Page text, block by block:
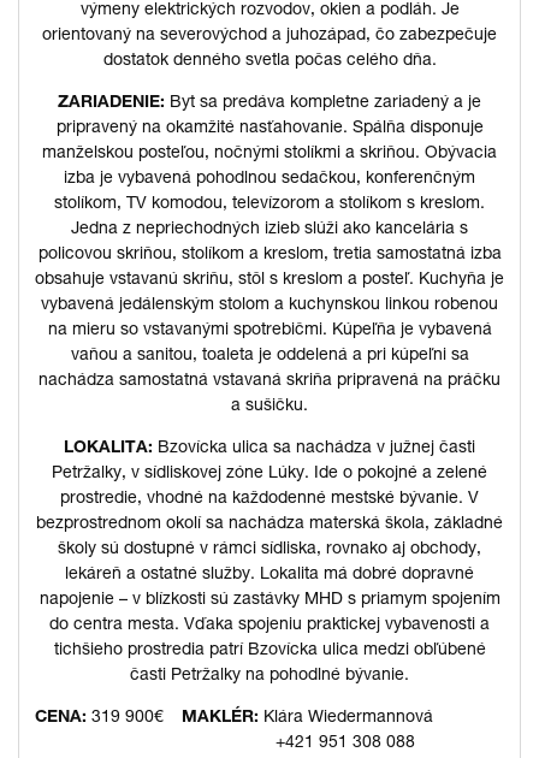
výmeny elektrických rozvodov, okien a podláh. Je
orientovaný na severovýchod a juhozápad, čo zabezpečuje
dostatok denného svetla počas celého dňa.
ZARIADENIE: Byt sa predáva kompletne zariadený a je
pripravený na okamžité nasťahovanie. Spálňa disponuje
manželskou posteľou, nočnými stolíkmi a skriňou. Obývacia
izba je vybavená pohodlnou sedačkou, konferenčným
stolíkom, TV komodou, televízorom a stolíkom s kreslom.
Jedna z nepriechodných izieb slúži ako kancelária s
policovou skriňou, stolíkom a kreslom, tretia samostatná izba
obsahuje vstavanú skriňu, stôl s kreslom a posteľ. Kuchyňa je
vybavená jedálenským stolom a kuchynskou linkou robenou
na mieru so vstavanými spotrebičmi. Kúpeľňa je vybavená
vaňou a sanitou, toaleta je oddelená a pri kúpeľni sa
nachádza samostatná vstavaná skriňa pripravená na práčku
a sušičku.
LOKALITA: Bzovícka ulica sa nachádza v južnej časti
Petržalky, v sídliskovej zóne Lúky. Ide o pokojné a zelené
prostredie, vhodné na každodenné mestské bývanie. V
bezprostrednom okolí sa nachádza materská škola, základné
školy sú dostupné v rámci sídliska, rovnako aj obchody,
lekáreň a ostatné služby. Lokalita má dobré dopravné
napojenie – v blízkosti sú zastávky MHD s priamym spojením
do centra mesta. Vďaka spojeniu praktickej vybavenosti a
tichšieho prostredia patrí Bzovícka ulica medzi obľúbené
časti Petržalky na pohodlné bývanie.
CENA: 319 900€ MAKLÉR: Klára Wiedermannová
+421 951 308 088